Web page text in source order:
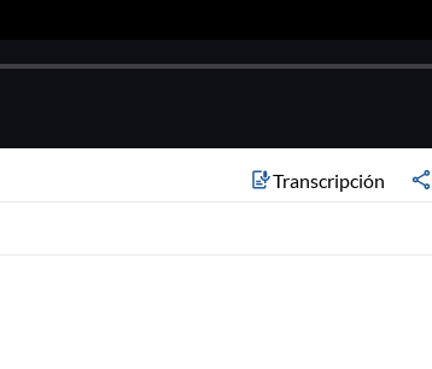
Transcripción